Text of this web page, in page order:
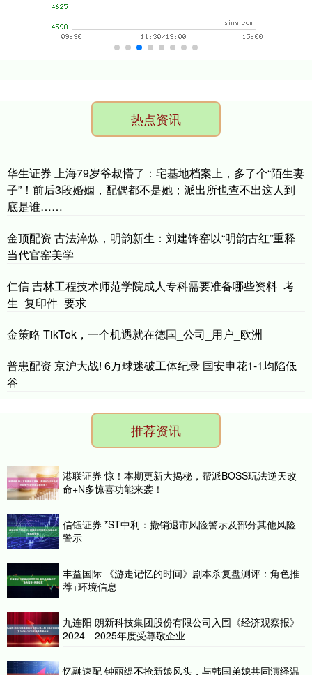
热点资讯
华生证券 上海79岁爷叔懵了：宅基地档案上，多了个“陌生妻
子”！前后3段婚姻，配偶都不是她；派出所也查不出这人到
底是谁……
金顶配资 古法淬炼，明韵新生：刘建锋窑以“明韵古红”重释
当代官窑美学
仁信 吉林工程技术师范学院成人专科需要准备哪些资料_考
生_复印件_要求
金策略 TikTok，一个机遇就在德国_公司_用户_欧洲
普患配资 京沪大战! 6万球迷破工体纪录 国安申花1-1均陷低
谷
推荐资讯
港联证券 惊！本期更新大揭秘，帮派BOSS玩法逆天改
命+N多惊喜功能来袭！
信钰证券 *ST中利：撤销退市风险警示及部分其他风险
警示
丰益国际 《游走记忆的时间》剧本杀复盘测评：角色推
荐+环境信息
九连阳 朗新科技集团股份有限公司入围《经济观察报》
2024—2025年度受尊敬企业
忆融速配 钟丽缇不抢新娘风头，与韩国弟媳共同演绎温